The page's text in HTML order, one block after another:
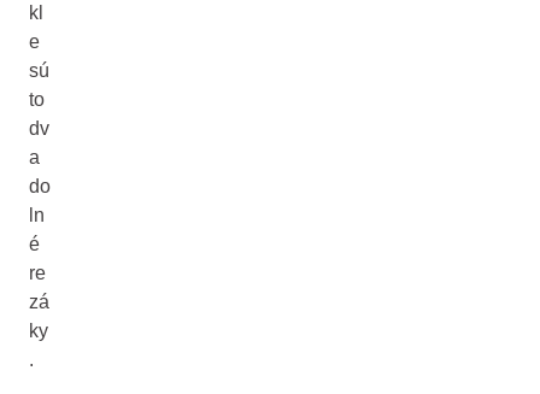
kl
e
sú
to
dv
a
do
ln
é
re
zá
ky
.